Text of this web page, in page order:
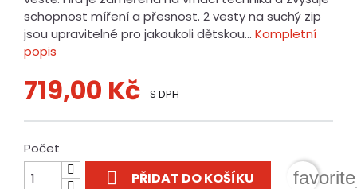
schopnost míření a přesnost. 2 vesty na suchý zip
jsou upravitelné pro jakoukoli dětskou... Kompletní
popis
719,00 Kč S DPH
Počet
 PŘIDAT DO KOŠÍKU